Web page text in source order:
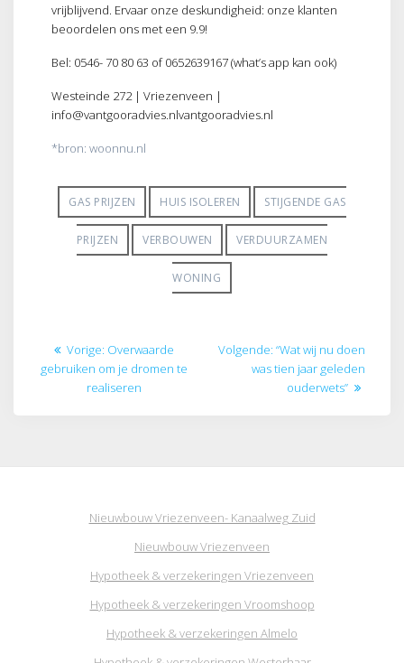
vrijblijvend. Ervaar onze deskundigheid: onze klanten
beoordelen ons met een 9.9!
Bel: 0546- 70 80 63 of 0652639167 (what’s app kan ook)
Westeinde 272 | Vriezenveen |
info@vantgooradvies.nlvantgooradvies.nl
*bron: woonnu.nl
GAS PRIJZEN HUIS ISOLEREN STIJGENDE GAS
PRIJZEN VERBOUWEN VERDUURZAMEN
WONING
Bericht
navigatie
Vorige: Vorig
bericht:
Overwaarde
gebruiken om je dromen te
realiseren
Volgende: Volgend
bericht:
“Wat wij nu doen
was tien jaar geleden
ouderwets”
Nieuwbouw Vriezenveen- Kanaalweg Zuid
Nieuwbouw Vriezenveen
Hypotheek & verzekeringen Vriezenveen
Hypotheek & verzekeringen Vroomshoop
Hypotheek & verzekeringen Almelo